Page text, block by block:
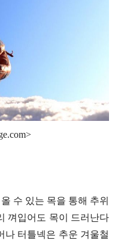
수 있는 목을 통해 추위
껴입어도 목이 드러난다
나 터틀넥은 추운 겨울철